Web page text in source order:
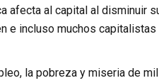
afecta al capital al disminuir
e incluso muchos capitalistas
la pobreza y miseria de